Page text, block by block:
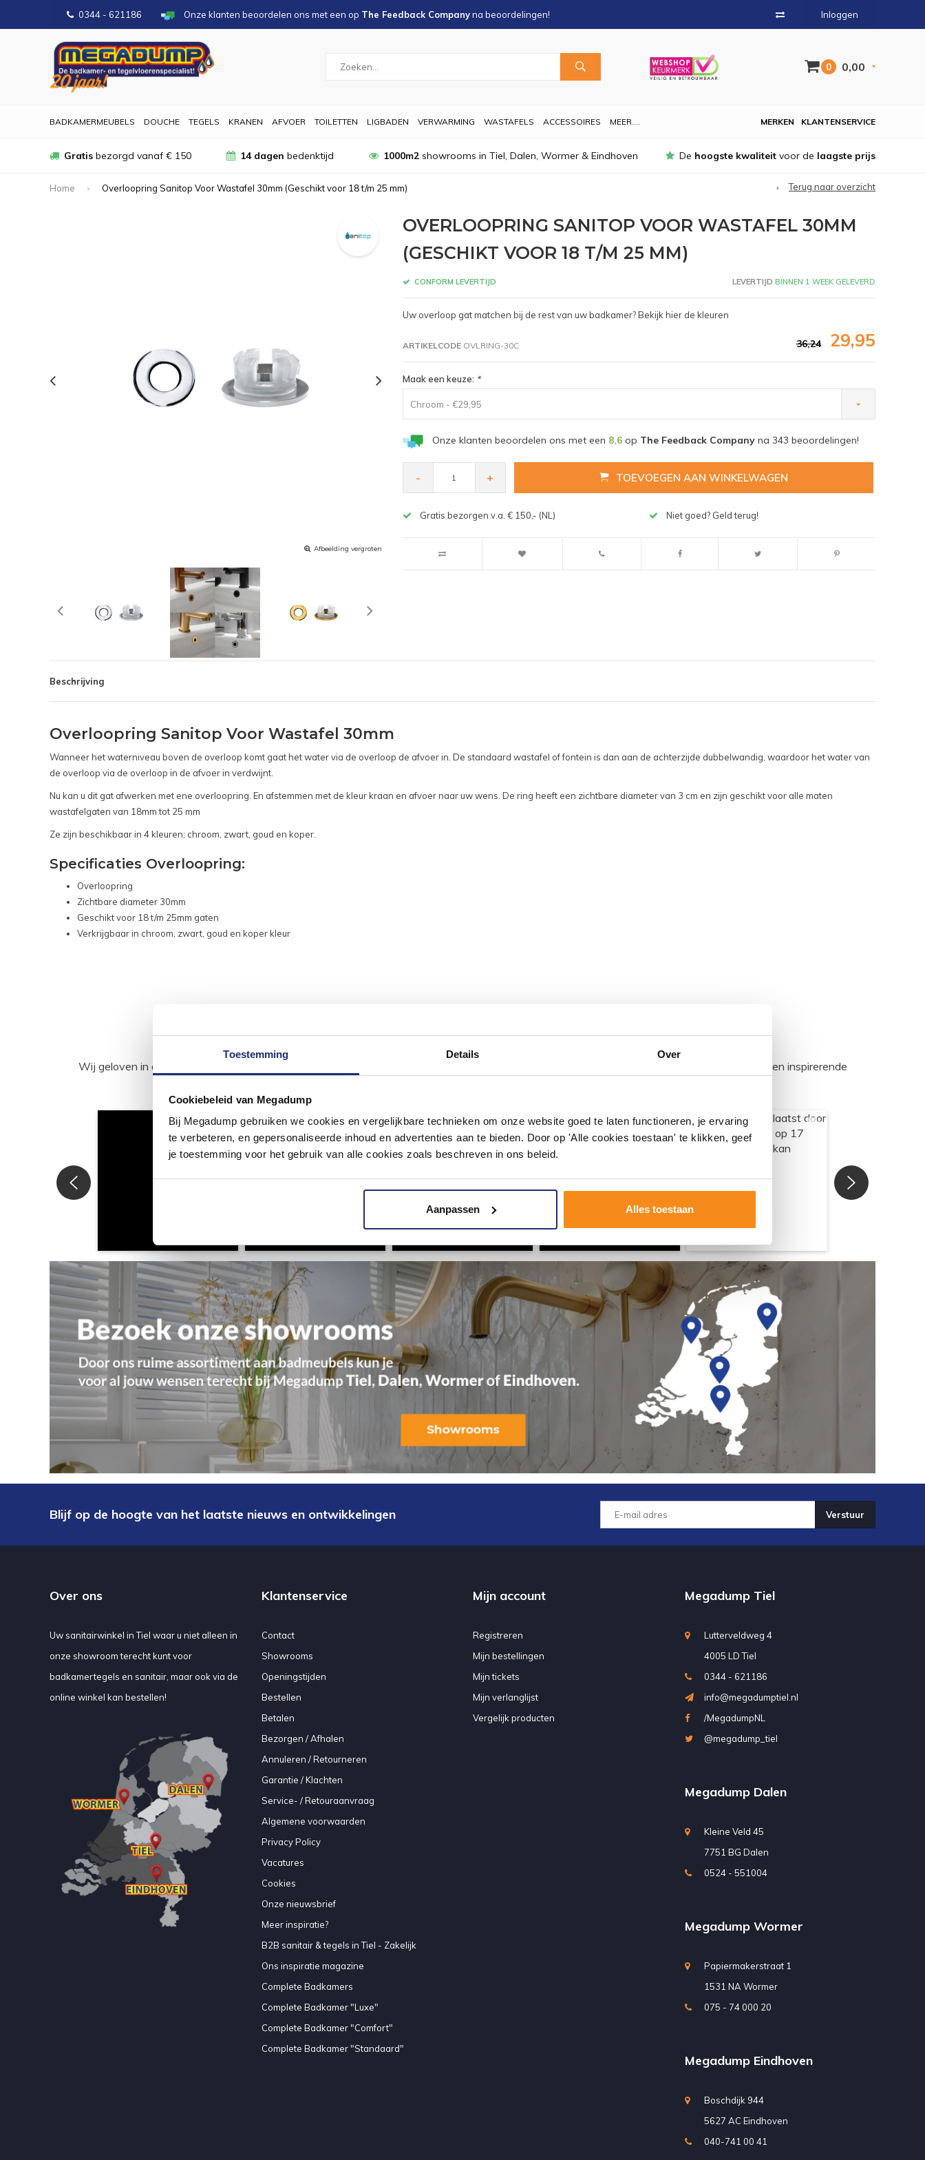
Toestemming Details Over
Cookiebeleid van Megadump
Bij Megadump gebruiken we cookies en vergelijkbare technieken om onze website goed te laten functioneren, je ervaring
te verbeteren, en gepersonaliseerde inhoud en advertenties aan te bieden. Door op 'Alle cookies toestaan' te klikken, geef
je toestemming voor het gebruik van alle cookies zoals beschreven in ons beleid.
Aanpassen Alles toestaan
0344 - 621186 Onze klanten beoordelen ons met een op The Feedback Companyna beoordelingen! Inloggen
0 0,00
BADKAMERMEUBELS DOUCHE TEGELS KRANEN AFVOER TOILETTEN LIGBADEN VERWARMING WASTAFELS ACCESSOIRES MEER.... KLANTENSERVICE
MERKEN
Gratis bezorgd vanaf € 150 14 dagen bedenktijd 1000m2showrooms in Tiel, Dalen, Wormer & Eindhoven De hoogste kwaliteit voor de laagste prijs
Home Overloopring Sanitop Voor Wastafel 30mm (Geschikt voor 18 t/m 25 mm) Terug naar overzicht
Afbeelding vergroten Afbeelding vergroten
OVERLOOPRING SANITOP VOOR WASTAFEL 30MM
(GESCHIKT VOOR 18 T/M 25 MM)
CONFORM LEVERTIJD LEVERTIJD BINNEN 1 WEEK GELEVERD
Uw overloop gat matchen bij de rest van uw badkamer? Bekijk hier de kleuren
ARTIKELCODEOVLRING-30C 36,24 29,95
Maak een keuze: *
Chroom - €29,95
Onze klanten beoordelen ons met een 8,6op The Feedback Companyna 343 beoordelingen!
- + TOEVOEGEN AAN WINKELWAGEN
Gratis bezorgen v.a. € 150,- (NL) Niet goed? Geld terug!
Beschrijving
Overloopring Sanitop Voor Wastafel 30mm
Wanneer het waterniveau boven de overloop komt gaat het water via de overloop de afvoer in. De standaard wastafel of fontein is dan aan de achterzijde dubbelwandig, waardoor het water van
de overloop via de overloop in de afvoer in verdwijnt.
Nu kan u dit gat afwerken met ene overloopring. En afstemmen met de kleur kraan en afvoer naar uw wens. De ring heeft een zichtbare diameter van 3 cm en zijn geschikt voor alle maten
wastafelgaten van 18mm tot 25 mm
Ze zijn beschikbaar in 4 kleuren; chroom, zwart, goud en koper.
Specificaties Overloopring:
Overloopring
Zichtbare diameter 30mm
Geschikt voor 18 t/m 25mm gaten
Verkrijgbaar in chroom, zwart, goud en koper kleur
#mijndroombadkamer
Wij geloven in de kracht van delen. Deel jouw badkamer op Instagram met #mijndroombadkamer en tag @megadumpnl. Samen bouwen we een inspirerende
omgeving vol met unieke badkamerstijlen. Doe je mee?
Blijf op de hoogte van het laatste nieuws en ontwikkelingen Verstuur
Over ons
Uw sanitairwinkel in Tiel waar u niet alleen in
onze showroom terecht kunt voor
badkamertegels en sanitair, maar ook via de
online winkel kan bestellen!
Klantenservice
Contact
Showrooms
Openingstijden
Bestellen
Betalen
Bezorgen / Afhalen
Annuleren / Retourneren
Garantie / Klachten
Service- / Retouraanvraag
Algemene voorwaarden
Privacy Policy
Vacatures
Cookies
Onze nieuwsbrief
Meer inspiratie?
B2B sanitair & tegels in Tiel - Zakelijk
Ons inspiratie magazine
Complete Badkamers
Complete Badkamer "Luxe"
Complete Badkamer "Comfort"
Complete Badkamer "Standaard"
Mijn account
Registreren
Mijn bestellingen
Mijn tickets
Mijn verlanglijst
Vergelijk producten
Megadump Tiel
Lutterveldweg 4
4005 LD Tiel
0344 - 621186
info@megadumptiel.nl
/MegadumpNL
@megadump_tiel
Megadump Dalen
Kleine Veld 45
7751 BG Dalen
0524 - 551004
Megadump Wormer
Papiermakerstraat 1
1531 NA Wormer
075 - 74 000 20
Megadump Eindhoven
Boschdijk 944
5627 AC Eindhoven
040-741 00 41